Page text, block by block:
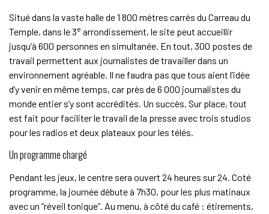
Situé dans la vaste halle de 1 800 mètres carrés du Carreau du
Temple, dans le 3e arrondissement, le site peut accueillir
jusqu’à 600 personnes en simultanée. En tout, 300 postes de
travail permettent aux journalistes de travailler dans un
environnement agréable. Il ne faudra pas que tous aient l’idée
d’y venir en même temps, car près de 6 000 journalistes du
monde entier s’y sont accrédités. Un succès. Sur place, tout
est fait pour faciliter le travail de la presse avec trois studios
pour les radios et deux plateaux pour les télés.
Un programme chargé
Pendant les jeux, le centre sera ouvert 24 heures sur 24. Coté
programme, la journée débute à 7h30, pour les plus matinaux
avec un “réveil tonique”. Au menu, à côté du café : étirements,